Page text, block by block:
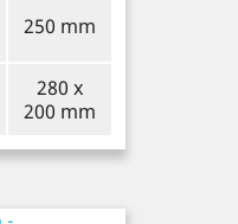
250 mm
280 x
200 mm